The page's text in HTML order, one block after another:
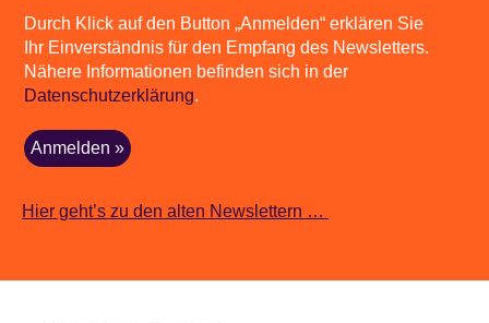
Durch Klick auf den Button „Anmelden“ erklären Sie
Ihr Einverständnis für den Empfang des Newsletters.
Nähere Informationen befinden sich in der
Datenschutzerklärung.
Hier geht’s zu den alten Newslettern …